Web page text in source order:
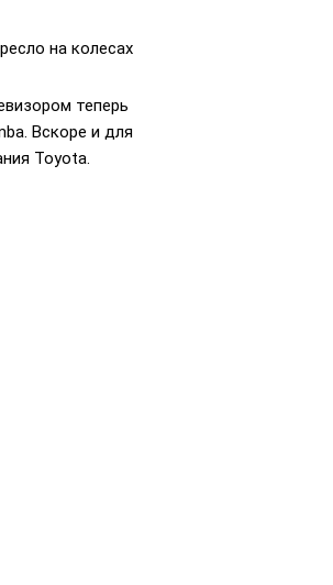
на колесах
теперь
Вскоре и для
Toyota.